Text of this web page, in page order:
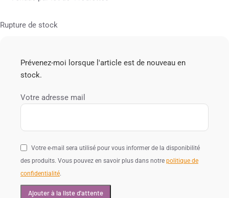
Rupture de stock
Prévenez-moi lorsque l'article est de nouveau en
stock.
Votre adresse mail
Votre e-mail sera utilisé pour vous informer de la disponibilité
des produits. Vous pouvez en savoir plus dans notre politique de
confidentialité.